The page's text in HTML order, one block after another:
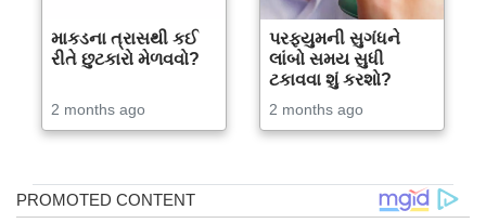
માકડના ત્રાસથી કઈ
રીતે છુટકારો મેળવવો?
2 months ago
પરફ્યુમની સુગંધને
લાંબો સમય સુધી
ટકાવવા શું કરશો?
2 months ago